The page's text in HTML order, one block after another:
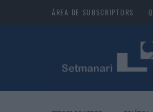
ÀREA DE SUBSCRIPTORS